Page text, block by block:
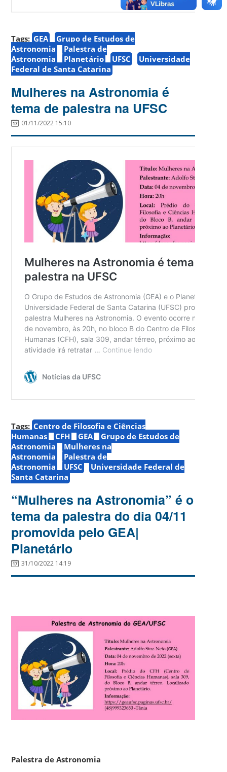
Tags: GEA
Grupo de Estudos de
Astronomia
Palestra de
Astronomia
Planetário UFSC
Universidade
Federal de Santa Catarina
Mulheres na Astronomia é
tema de palestra na UFSC
01/11/2022 15:10
Tags: Centro de Filosofia e Ciências
Humanas
CFH GEA
Grupo de Estudos de
Astronomia
Mulheres na
Astronomia
Palestra de
Astronomia
UFSC
Universidade Federal de
Santa Catarina
“Mulheres na Astronomia” é o
tema da palestra do dia 04/11
promovida pelo GEA|
Planetário
31/10/2022 14:19
Palestra de Astronomia